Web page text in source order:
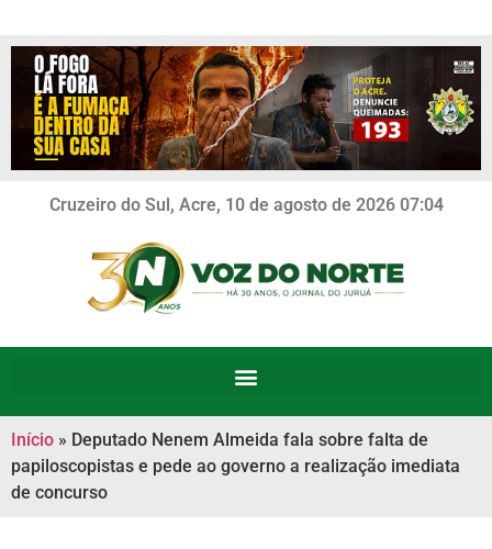
Cruzeiro do Sul, Acre, 10 de agosto de 2026 07:04
Início » Deputado Nenem Almeida fala sobre falta de
papiloscopistas e pede ao governo a realização imediata
de concurso